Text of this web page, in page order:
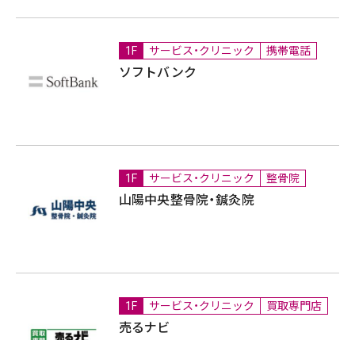
1F サービス・クリニック 携帯電話
ソフトバンク
1F サービス・クリニック 整骨院
山陽中央整骨院・鍼灸院
1F サービス・クリニック 買取専門店
売るナビ